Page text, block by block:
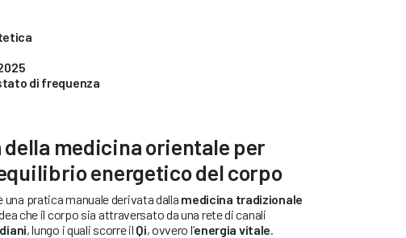
di frequenza
della medicina orientale per
energetico del corpo
una pratica manuale derivata dalla medicina tradizionale
che il corpo sia attraversato da una rete di canali
, lungo i quali scorre il Qi, ovvero l’energia vitale